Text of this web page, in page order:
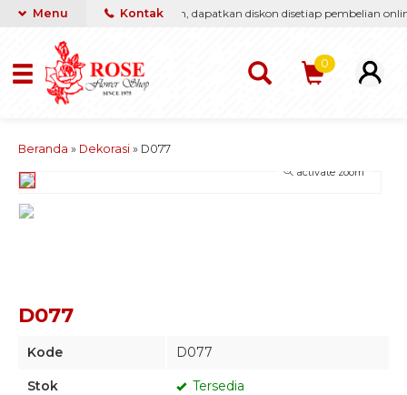
yang terbaik & termurah, dapatkan diskon disetiap pembelian
Menu Kontak
0
Beranda » Dekorasi » D077
activate zoom
D077
Kode D077
Stok Tersedia